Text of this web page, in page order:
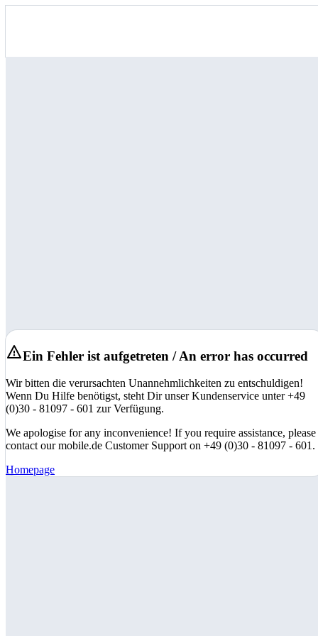
Ein Fehler ist aufgetreten / An error has occurred
Wir bitten die verursachten Unannehmlichkeiten zu entschuldigen!
Wenn Du Hilfe benötigst, steht Dir unser Kundenservice unter +49
(0)30 - 81097 - 601 zur Verfügung.
We apologise for any inconvenience! If you require assistance, please
contact our mobile.de Customer Support on +49 (0)30 - 81097 - 601.
Homepage